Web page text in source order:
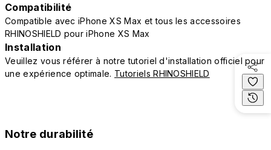
Compatibilité
Compatible avec iPhone XS Max et tous les accessoires
RHINOSHIELD pour iPhone XS Max
Installation
Veuillez vous référer à notre tutoriel d'installation officiel pour
une expérience optimale. Tutoriels RHINOSHIELD
Notre durabilité